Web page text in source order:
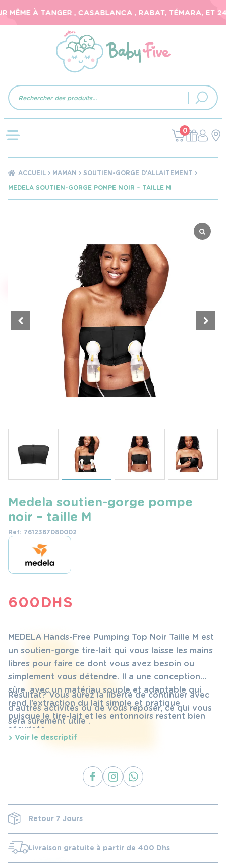
À TANGER , CASABLANCA , RABAT, TÉMARA, ET 24-
Recherche
de
produits
0
ACCUEIL MAMAN
SOUTIEN-GORGE D'ALLAITEMENT
MEDELA SOUTIEN-GORGE POMPE NOIR – TAILLE M
Medela soutien-gorge pompe
noir – taille M
Ref: 7612367080002
600DHS
MEDELA Hands-Free Pumping Top Noir Taille M est
un soutien-gorge tire-lait qui vous laisse les mains
libres pour faire ce dont vous avez besoin ou
simplement vous détendre. Il a une conception
sûre, avec un matériau souple et adaptable qui
rend l’extraction du lait simple et pratique ,
puisque le tire-lait et les entonnoirs restent bien
sécurisés.
Résultat? Vous aurez la liberté de continuer avec
d’autres activités ou de vous reposer, ce qui vous
sera sûrement utile .
Voir le descriptif
Retour 7 Jours
Livraison gratuite à partir de 400 Dhs